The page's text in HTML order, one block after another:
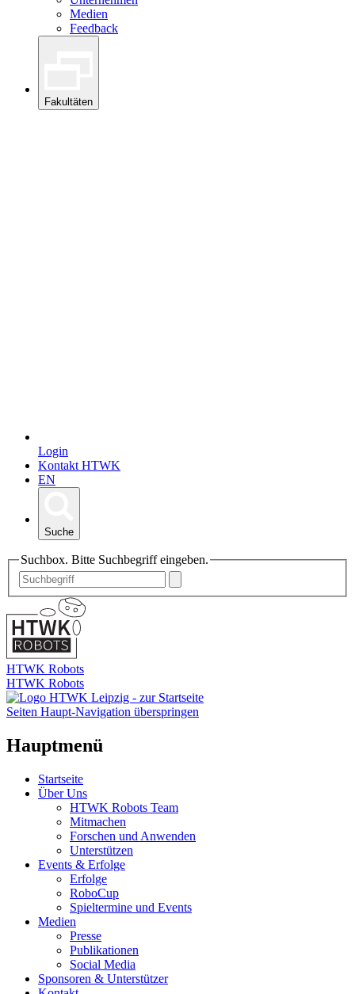
Medien
Feedback
Fakultäten
Login
Kontakt HTWK
EN
Suche
Suchbox. Bitte Suchbegriff eingeben.
HTWK Robots
HTWK Robots
Seiten Haupt-Navigation überspringen
Hauptmenü
Startseite
Über Uns
HTWK Robots Team
Mitmachen
Forschen und Anwenden
Unterstützen
Events & Erfolge
Erfolge
RoboCup
Spieltermine und Events
Medien
Presse
Publikationen
Social Media
Sponsoren & Unterstützer